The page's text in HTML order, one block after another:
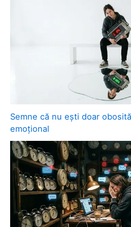
Semne că nu ești doar
emoțional